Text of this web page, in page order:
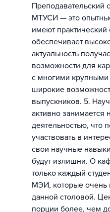
Преподавательский
МТУСИ — это
имеют практический
обеспечивает
актуальность
возможности для
с многими крупными
широкие
выпускников. 5.
активно занимается
деятельностью, что
участвовать в
свои научные
будут излишни. О
только каждый
МЭИ, которые очень
данной столовой.
порции более, чем